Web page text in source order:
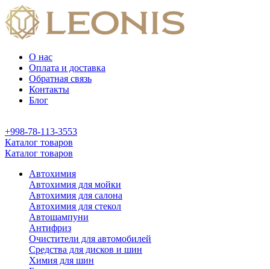
О нас
Оплата и доставка
Обратная связь
Контакты
Блог
+998-78-113-3553
Каталог товаров
Каталог товаров
Автохимия
Автохимия для мойки
Автохимия для салона
Автохимия для стекол
Автошампуни
Антифриз
Очистители для автомобилей
Средства для дисков и шин
Химия для шин